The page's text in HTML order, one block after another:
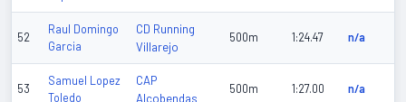
52
Raul Domingo
Garcia
CD Running
Villarejo
500m 1:24.47 n/a
53
Samuel Lopez
Toledo
CAP
Alcobendas
500m 1:27.00 n/a